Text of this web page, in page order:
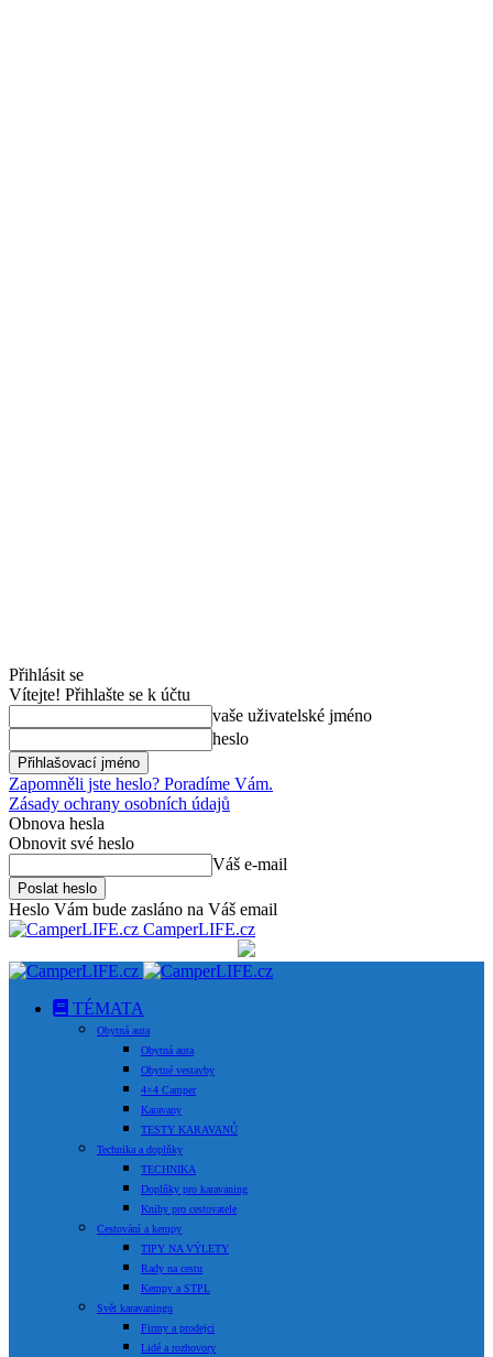
Přihlásit se
Vítejte! Přihlašte se k účtu
vaše uživatelské jméno
heslo
Zapomněli jste heslo? Poradíme Vám.
Zásady ochrany osobních údajů
Obnova hesla
Obnovit své heslo
Váš e-mail
Heslo Vám bude zasláno na Váš email
CamperLIFE.cz
TÉMATA
Obytná auta
Obytná auta
Obytné vestavby
4×4 Camper
Karavany
TESTY KARAVANŮ
Technika a doplňky
TECHNIKA
Doplňky pro karavaning
Knihy pro cestovatele
Cestování a kempy
TIPY NA VÝLETY
Rady na cestu
Kempy a STPL
Svět karavaningu
Firmy a prodejci
Lidé a rozhovory